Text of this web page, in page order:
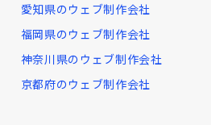
愛知県のウェブ制作会社
福岡県のウェブ制作会社
神奈川県のウェブ制作会社
京都府のウェブ制作会社